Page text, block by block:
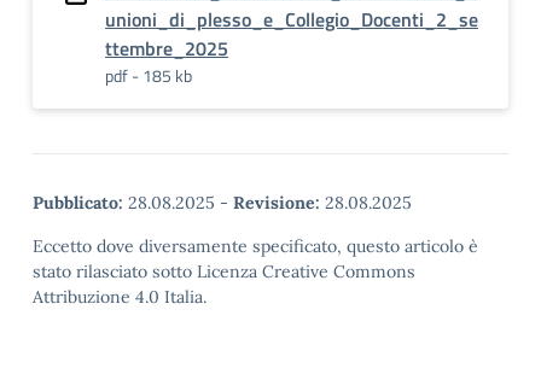
unioni_di_plesso_e_Collegio_Docenti_2_se
ttembre_2025
pdf - 185 kb
Pubblicato: 28.08.2025 - Revisione: 28.08.2025
Eccetto dove diversamente specificato, questo articolo è
stato rilasciato sotto Licenza Creative Commons
Attribuzione 4.0 Italia.